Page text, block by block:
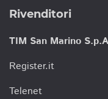
Rivenditori
TIM San Marino
Register.it
Telenet